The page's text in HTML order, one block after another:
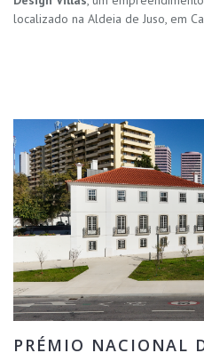
localizado na Aldeia de Juso, em
PRÉMIO NACIONAL